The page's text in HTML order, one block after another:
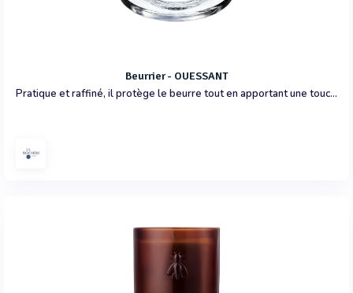
Beurrier - OUESSANT
Pratique et raffiné, il protège le beurre tout en apportant une touche classique à la table.